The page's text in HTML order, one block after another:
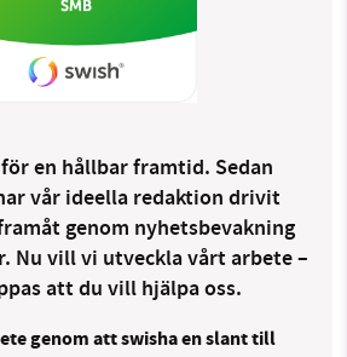
en hållbar framtid. Sedan
vår ideella redaktion drivit
genom nyhetsbevakning
Nu vill vi utveckla vårt arbete –
att du vill hjälpa oss.
genom att swisha en slant till